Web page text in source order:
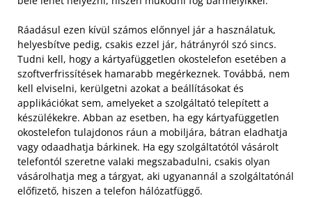
Ráadásul ezen kívül számos előnnyel jár a használatuk,
helyesbítve pedig, csakis ezzel jár, hátrányról szó sincs.
Tudni kell, hogy a kártyafüggetlen okostelefon esetében a
szoftverfrissítések hamarabb megérkeznek. Továbbá, nem
kell elviselni, kerülgetni azokat a beállításokat és
applikációkat sem, amelyeket a szolgáltató telepített a
készülékekre. Abban az esetben, ha egy kártyafüggetlen
okostelefon tulajdonos ráun a mobiljára, bátran eladhatja
vagy odaadhatja bárkinek. Ha egy szolgáltatótól vásárolt
telefontól szeretne valaki megszabadulni, csakis olyan
vásárolhatja meg a tárgyat, aki ugyanannál a szolgáltatónál
előfizető, hiszen a telefon hálózatfüggő.